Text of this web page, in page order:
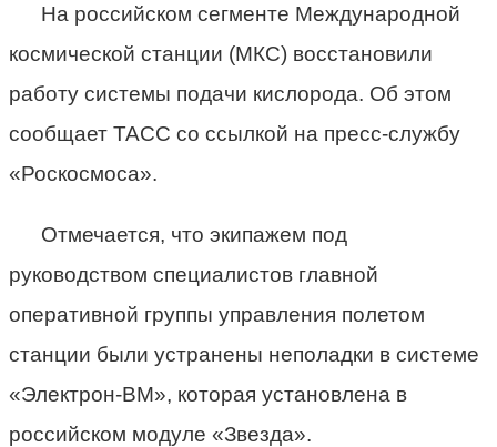
На российском сегменте Международной
космической станции (МКС) восстановили
работу системы подачи кислорода. Об этом
сообщает ТАСС со ссылкой на пресс-службу
«Роскосмоса».
Отмечается, что экипажем под
руководством специалистов главной
оперативной группы управления полетом
станции были устранены неполадки в системе
«Электрон-ВМ», которая установлена в
российском модуле «Звезда».